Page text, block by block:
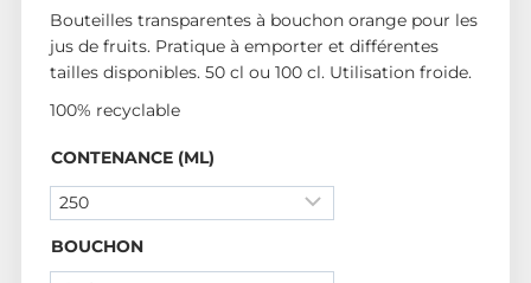
Bouteilles transparentes à bouchon orange pour les
jus de fruits. Pratique à emporter et différentes
tailles disponibles. 50 cl ou 100 cl. Utilisation froide.
100% recyclable
CONTENANCE (ML)
BOUCHON